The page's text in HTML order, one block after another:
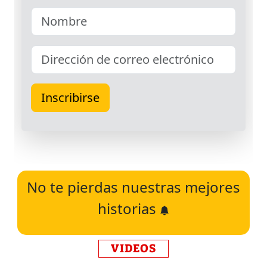
No te pierdas nuestras mejores
historias
VIDEOS